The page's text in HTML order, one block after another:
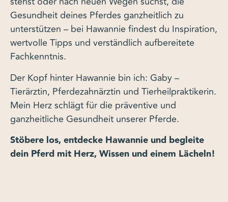
Gesundheit deines Pferdes ganzheitlich zu
unterstützen – bei Hawannie findest du Inspiration,
wertvolle Tipps und verständlich aufbereitete
Fachkenntnis.
Der Kopf hinter Hawannie bin ich: Gaby –
Tierärztin, Pferdezahnärztin und Tierheilpraktikerin.
Mein Herz schlägt für die präventive und
ganzheitliche Gesundheit unserer Pferde.
Stöbere los, entdecke Hawannie und begleite
dein Pferd mit Herz, Wissen und einem Lächeln!